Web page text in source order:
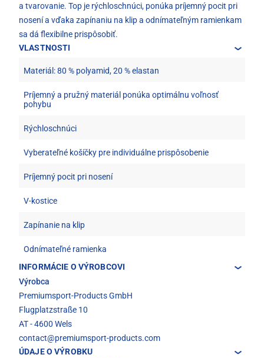
a tvarovanie. Top je rýchloschnúci, ponúka príjemný pocit pri
nosení a vďaka zapínaniu na klip a odnímateľným ramienkam
sa dá flexibilne prispôsobiť.
VLASTNOSTI
Materiál: 80 % polyamid, 20 % elastan
Príjemný a pružný materiál ponúka optimálnu voľnosť
pohybu
Rýchloschnúci
Vyberateľné košíčky pre individuálne prispôsobenie
Príjemný pocit pri nosení
V-kostice
Zapínanie na klip
Odnímateľné ramienka
INFORMÁCIE O VÝROBCOVI
Výrobca
Premiumsport-Products GmbH
Flugplatzstraße 10
AT - 4600 Wels
contact@premiumsport-products.com
ÚDAJE O VÝROBKU